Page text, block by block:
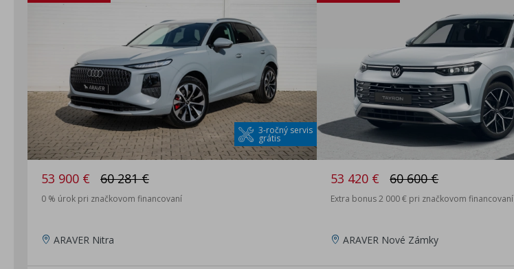
3-ročný servis
grátis
53 900 € 60 281 €
0 % úrok pri značkovom financovaní
ARAVER Nitra
53 420 € 60 600 €
Extra bonus 2 000 € pri značkovom financovaní
ARAVER Nové Zámky